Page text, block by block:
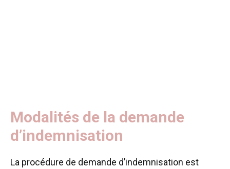
Modalités de la demande
d’indemnisation
La procédure de demande d’indemnisation est